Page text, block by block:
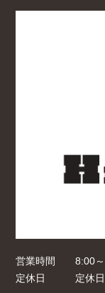
営業時間
8:00
定休日
定休